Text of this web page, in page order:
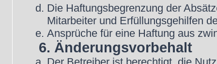
Die Haftungsbegrenzung der
Mitarbeiter und Erfüllungsgehilfen
Ansprüche für eine Haftung aus
6. Änderungsvorbehalt